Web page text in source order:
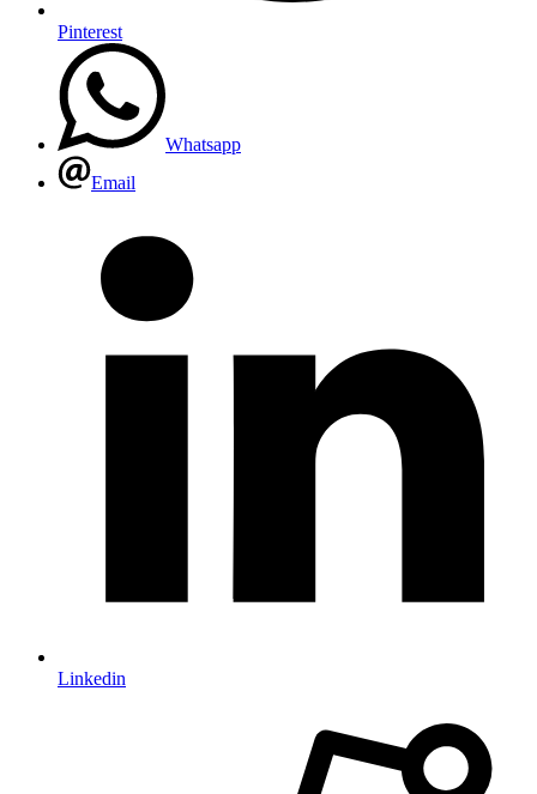
Pinterest
Whatsapp
Email
Linkedin